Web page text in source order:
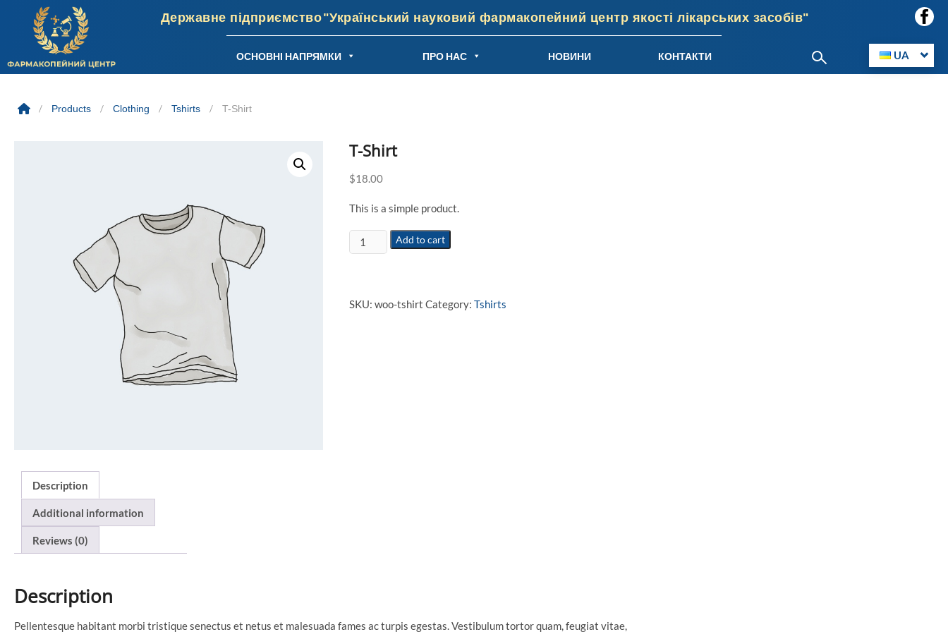
content
"Український науковий фармакопейний центр якості лікарських засобів"
ОСНОВНІ НАПРЯМКИ ПРО НАС НОВИНИ КОНТАКТИ UA
/ Products / Clothing / Tshirts / T-Shirt
T-Shirt
$18.00
This is a simple product.
Shirt
Add to cart
SKU: woo-tshirt Category: Tshirts
Description
Additional information
Reviews (0)
Description
Pellentesque habitant morbi tristique senectus et netus et malesuada fames ac turpis egestas. Vestibulum tortor quam, feugiat vitae,